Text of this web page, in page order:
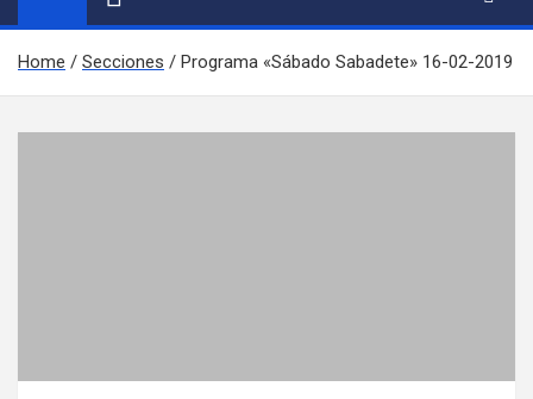
Home Secciones Programa «Sábado Sabadete» 16-02-2019